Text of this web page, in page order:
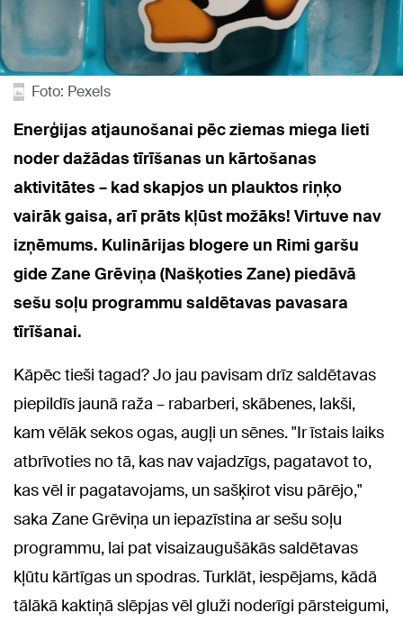
Foto: Pexels
Enerģijas atjaunošanai pēc ziemas miega lieti
noder dažādas tīrīšanas un kārtošanas
aktivitātes – kad skapjos un plauktos riņķo
vairāk gaisa, arī prāts kļūst možāks! Virtuve nav
izņēmums. Kulinārijas blogere un Rimi garšu
gide Zane Grēviņa (Našķoties Zane) piedāvā
sešu soļu programmu saldētavas pavasara
tīrīšanai.
Kāpēc tieši tagad? Jo jau pavisam drīz saldētavas
piepildīs jaunā raža – rabarberi, skābenes, lakši,
kam vēlāk sekos ogas, augļi un sēnes. "Ir īstais laiks
atbrīvoties no tā, kas nav vajadzīgs, pagatavot to,
kas vēl ir pagatavojams, un sašķirot visu pārējo,"
saka Zane Grēviņa un iepazīstina ar sešu soļu
programmu, lai pat visaizaugušākās saldētavas
kļūtu kārtīgas un spodras. Turklāt, iespējams, kādā
tālākā kaktiņā slēpjas vēl gluži noderīgi pārsteigumi,